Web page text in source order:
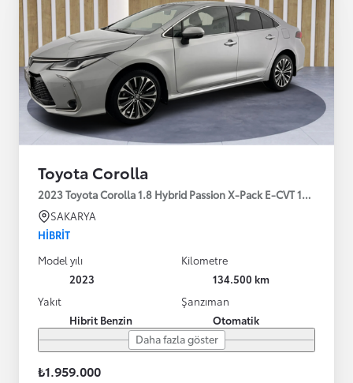
Toyota Corolla
2023 Toyota Corolla 1.8 Hybrid Passion X-Pack E-CVT 140HP
SAKARYA
HIBRIT
Model yılı
2023
Kilometre
134.500 km
Yakıt
Hibrit Benzin
Şanzıman
Otomatik
Daha fazla göster
₺1.959.000